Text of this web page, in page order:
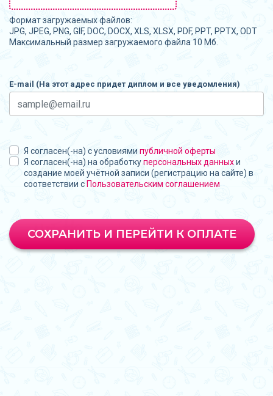
Формат загружаемых файлов:
JPG, JPEG, PNG, GIF, DOC, DOCX, XLS, XLSX, PDF, PPT, PPTX, ODT
Максимальный размер загружаемого файла 10 Мб.
E-mail (На этот адрес придет диплом и все уведомления)
Я согласен(-на) с условиями публичной оферты
Я согласен(-на) на обработкуперсональных данныхи
создание моей учётной записи (регистрацию на сайте) в
соответствии с Пользовательским соглашением
СОХРАНИТЬ И ПЕРЕЙТИ К ОПЛАТЕ